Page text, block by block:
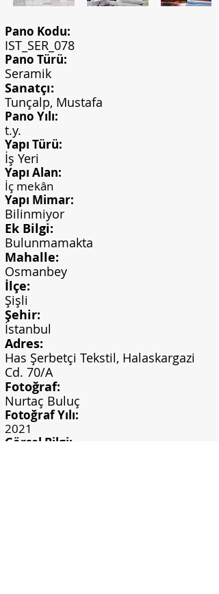
Pano Kodu:
IST_SER_078
Pano Türü:
Seramik
Sanatçı:
Tunçalp, Mustafa
Pano Yılı:
t.y.
Yapı Türü:
İş Yeri
Yapı Alan:
İç mekân
Yapı Mimar:
Bilinmiyor
Ek Bilgi:
Bulunmamakta
Mahalle:
Osmanbey
İlçe:
Şişli
Şehir:
İstanbul
Adres:
Has Şerbetçi Tekstil, Halaskargazi
Cd. 70/A
Fotoğraf:
Nurtaç Buluç
Fotoğraf Yılı:
2021
Görsel Bilgi: